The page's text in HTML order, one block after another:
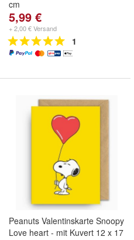
cm
5,99 €
+ 2,00 € Versand
1
Peanuts Valentinskarte Snoopy
Love heart - mit Kuvert 12 x 17